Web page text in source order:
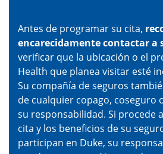
Antes de programar su cita,
encarecidamente contactar a
verificar que la ubicación o el
Health que planea visitar esté
Su compañía de seguros
de cualquier copago, coseguro
su responsabilidad. Si procede
cita y los beneficios de su
participan en Duke, su